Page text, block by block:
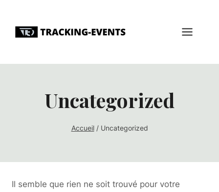
contenu
Uncategorized
Accueil / Uncategorized
Il semble que rien ne soit trouvé pour votre